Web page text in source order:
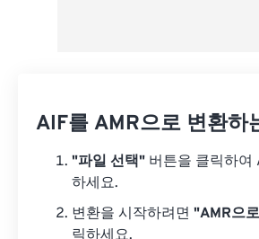
AIF를 AMR으로 변환하
"파일 선택" 버튼을 클릭하여
하세요.
변환을 시작하려면 "AMR으
릭하세요.